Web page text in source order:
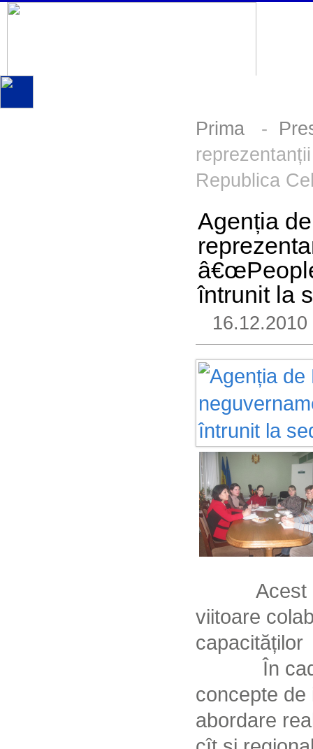
Prima -
Republica
Agenția
întrunit la
16.12.2010
Acest
viitoare
capacităților
În
concepte de
abordare